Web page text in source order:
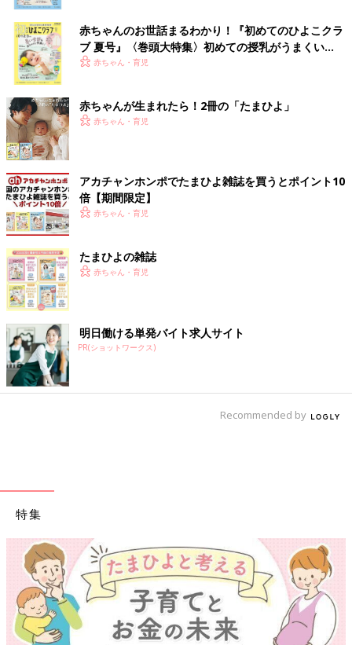
赤ちゃんのお世話まるわかり！『初めてのひよこクラ
ブ 夏号』〈巻頭大特集〉初めての授乳がうまくい
く！ おっぱい・ミルクの基本と夏のトラブル 解決テ
赤ちゃん・育児
赤ちゃんが生まれたら！2冊の「たまひよ」
赤ちゃん・育児
アカチャンホンポでたまひよ雑誌を買うとポイント10
倍【期間限定】
赤ちゃん・育児
たまひよの雑誌
赤ちゃん・育児
明日働ける単発バイト求人サイト
PR(ショットワークス)
Recommended by
特集